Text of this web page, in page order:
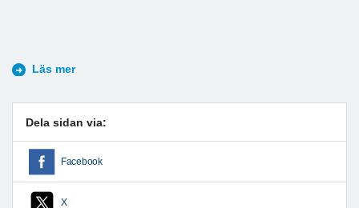
Läs mer
Dela sidan via:
Facebook
X